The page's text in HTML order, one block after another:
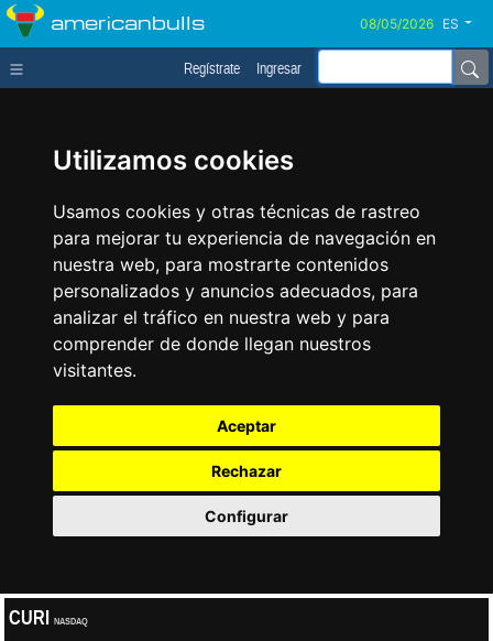
Utilizamos cookies
Usamos cookies y otras técnicas de rastreo
para mejorar tu experiencia de navegación en
nuestra web, para mostrarte contenidos
personalizados y anuncios adecuados, para
analizar el tráfico en nuestra web y para
comprender de donde llegan nuestros
visitantes.
Aceptar
Rechazar
Configurar
americanbulls ES
Regístrate Ingresar
CURI NASDAQ